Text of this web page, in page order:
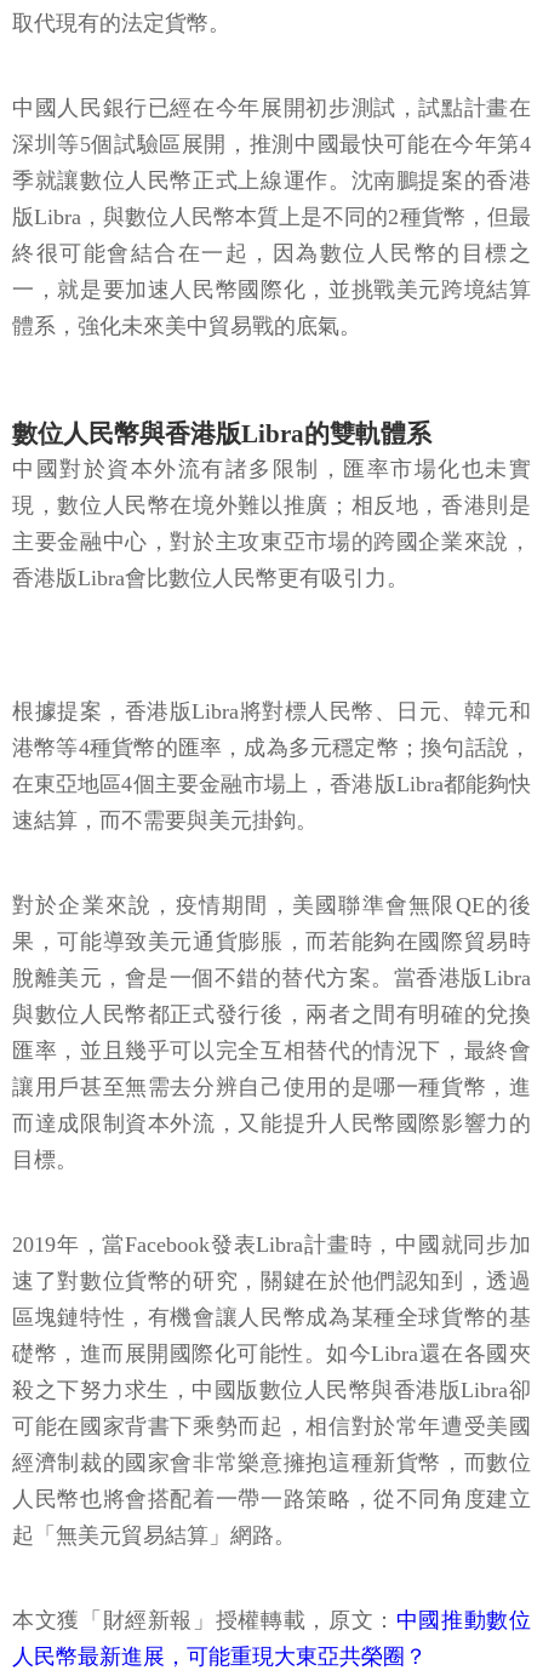
取代現有的法定貨幣。
中國人民銀行已經在今年展開初步測試，試點計畫在
深圳等5個試驗區展開，推測中國最快可能在今年第4
季就讓數位人民幣正式上線運作。沈南鵬提案的香港
版Libra，與數位人民幣本質上是不同的2種貨幣，但最
終很可能會結合在一起，因為數位人民幣的目標之
一，就是要加速人民幣國際化，並挑戰美元跨境結算
體系，強化未來美中貿易戰的底氣。
數位人民幣與香港版Libra的雙軌體系
中國對於資本外流有諸多限制，匯率市場化也未實
現，數位人民幣在境外難以推廣；相反地，香港則是
主要金融中心，對於主攻東亞市場的跨國企業來說，
香港版Libra會比數位人民幣更有吸引力。
根據提案，香港版Libra將對標人民幣、日元、韓元和
港幣等4種貨幣的匯率，成為多元穩定幣；換句話說，
在東亞地區4個主要金融市場上，香港版Libra都能夠快
速結算，而不需要與美元掛鉤。
對於企業來說，疫情期間，美國聯準會無限QE的後
果，可能導致美元通貨膨脹，而若能夠在國際貿易時
脫離美元，會是一個不錯的替代方案。當香港版Libra
與數位人民幣都正式發行後，兩者之間有明確的兌換
匯率，並且幾乎可以完全互相替代的情況下，最終會
讓用戶甚至無需去分辨自己使用的是哪一種貨幣，進
而達成限制資本外流，又能提升人民幣國際影響力的
目標。
2019年，當Facebook發表Libra計畫時，中國就同步加
速了對數位貨幣的研究，關鍵在於他們認知到，透過
區塊鏈特性，有機會讓人民幣成為某種全球貨幣的基
礎幣，進而展開國際化可能性。如今Libra還在各國夾
殺之下努力求生，中國版數位人民幣與香港版Libra卻
可能在國家背書下乘勢而起，相信對於常年遭受美國
經濟制裁的國家會非常樂意擁抱這種新貨幣，而數位
人民幣也將會搭配着一帶一路策略，從不同角度建立
起「無美元貿易結算」網路。
本文獲「財經新報」授權轉載，原文： 中國推動數位
人民幣最新進展，可能重現大東亞共榮圈？